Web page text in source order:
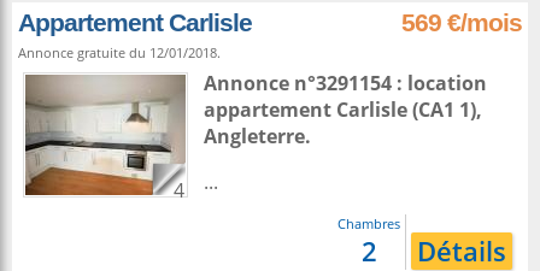
Appartement Carlisle 569 €/mois
Annonce gratuite du 12/01/2018.
4
Annonce n°3291154 : location
appartement Carlisle(CA1 1),
Angleterre.
...
Chambres
2 Détails